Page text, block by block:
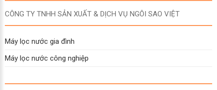
CÔNG TY TNHH SẢN XUẤT & DỊCH VỤ NGÔI SAO VIỆT
Máy lọc nước gia đình
Máy lọc nước công nghiệp